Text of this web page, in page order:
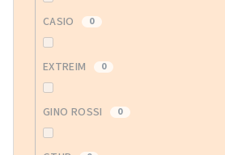
CASIO 0
EXTREIM 0
GINO ROSSI 0